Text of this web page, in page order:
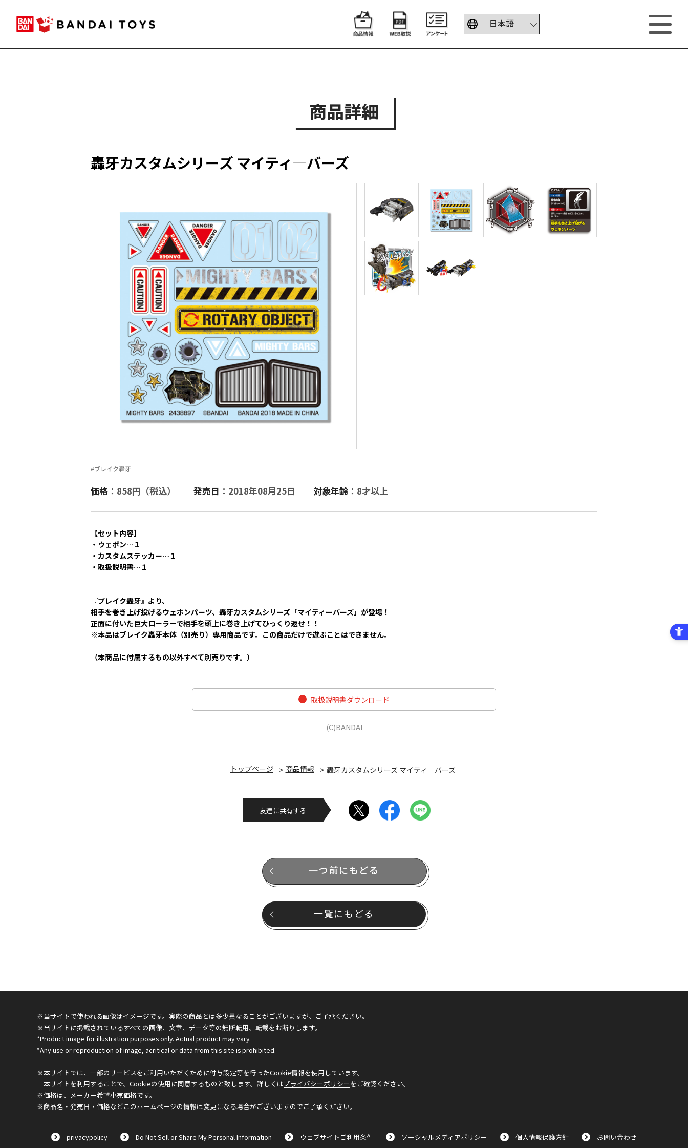
商品詳細
轟牙カスタムシリーズ マイティ―バーズ
#ブレイク轟牙
価格 ：858円（税込） 発売日 ：2018年08月25日 対象年齢 ：8才以上
【セット内容】
・ウェポン…１
・カスタムステッカー…１
・取扱説明書…１
『ブレイク轟牙』より、
相手を巻き上げ投げるウェポンパーツ、轟牙カスタムシリーズ「マイティーバーズ」が登場！
正面に付いた巨大ローラーで相手を頭上に巻き上げてひっくり返せ！！
※本品はブレイク轟牙本体（別売り）専用商品です。この商品だけで遊ぶことはできません。
（本商品に付属するもの以外すべて別売りです。）
取扱説明書ダウンロード
(C)BANDAI
トップページ 商品情報 轟牙カスタムシリーズ マイティ―バーズ
友達に共有する
一つ前にもどる
一覧にもどる
※当サイトで使われる画像はイメージです。実際の商品とは多少異なることがございますが、ご了承ください。
※当サイトに掲載されているすべての画像、文章、データ等の無断転用、転載をお断りします。
*Product image for illustration purposes only. Actual product may vary.
*Any use or reproduction of image, acritical or data from this site is prohibited.
※本サイトでは、一部のサービスをご利用いただくために付与設定等を行ったCookie情報を使用しています。
本サイトを利用することで、Cookieの使用に同意するものと致します。詳しくはプライバシーポリシーをご確認ください。
※価格は、メーカー希望小売価格です。
※商品名・発売日・価格などこのホームページの情報は変更になる場合がございますのでご了承ください。
privacypolicy Do Not Sell or Share My Personal Information ウェブサイトご利用条件 ソーシャルメディアポリシー 個人情報保護方針 お問い合わせ